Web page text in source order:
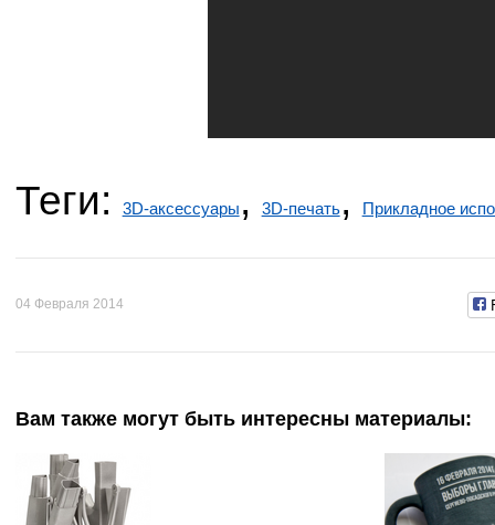
Теги: 3D-аксессуары , 3D-печать, Прикладное
04 Февраля 2014
Вам также могут быть интересны материалы: